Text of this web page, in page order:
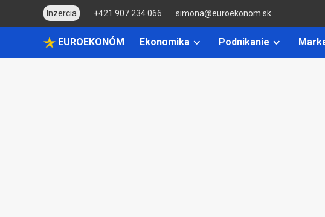
Inzercia +421 907 234 066 simona@euroekonom.sk
EUROEKONÓM Ekonomika Podnikanie